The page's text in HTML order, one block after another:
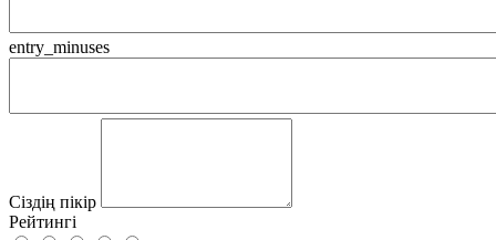
entry_minuses
Сіздің пікір
Рейтингі